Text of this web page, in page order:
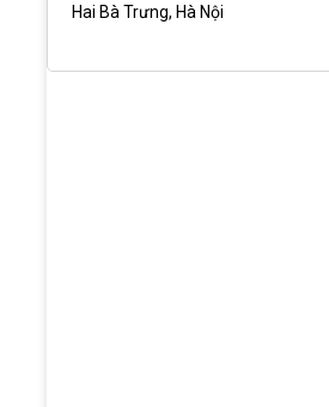
Hai Bà Trưng, Hà Nội